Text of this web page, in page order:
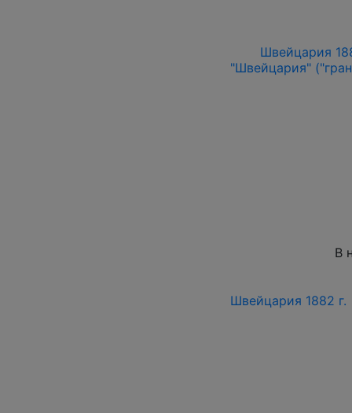
Швейцария
"Швейцария"
В
Швейцария 1882